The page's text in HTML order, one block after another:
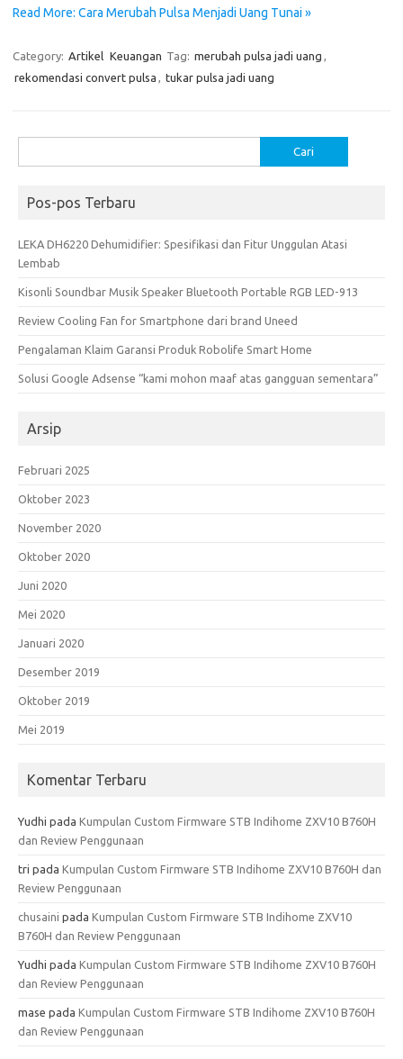
Read More: Cara Merubah Pulsa Menjadi Uang Tunai »
Category: Artikel Keuangan Tag: merubah pulsa jadi uang ,
rekomendasi convert pulsa , tukar pulsa jadi uang
untuk:
Pos-pos Terbaru
LEKA DH6220 Dehumidifier: Spesifikasi dan Fitur Unggulan Atasi
Lembab
Kisonli Soundbar Musik Speaker Bluetooth Portable RGB LED-913
Review Cooling Fan for Smartphone dari brand Uneed
Pengalaman Klaim Garansi Produk Robolife Smart Home
Solusi Google Adsense “kami mohon maaf atas gangguan sementara”
Arsip
Februari 2025
Oktober 2023
November 2020
Oktober 2020
Juni 2020
Mei 2020
Januari 2020
Desember 2019
Oktober 2019
Mei 2019
Komentar Terbaru
Yudhi pada Kumpulan Custom Firmware STB Indihome ZXV10 B760H
dan Review Penggunaan
tri pada Kumpulan Custom Firmware STB Indihome ZXV10 B760H dan
Review Penggunaan
chusaini pada Kumpulan Custom Firmware STB Indihome ZXV10
B760H dan Review Penggunaan
Yudhi pada Kumpulan Custom Firmware STB Indihome ZXV10 B760H
dan Review Penggunaan
mase pada Kumpulan Custom Firmware STB Indihome ZXV10 B760H
dan Review Penggunaan